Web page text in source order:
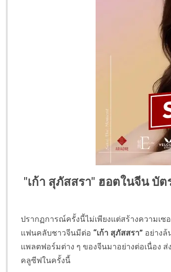
"เก้า สุภัสสรา" ฮอตในจีน บัต
ปรากฏการณ์ครั้งนี้ไม่เพียงแต่สร้างความเ
แฟนคลับชาวจีนมีต่อ “เก้า สุภัสสรา” อย่างล้
แพลตฟอร์มต่าง ๆ ของจีนมาอย่างต่อเนื่อง
คลูซีฟในครั้งนี้